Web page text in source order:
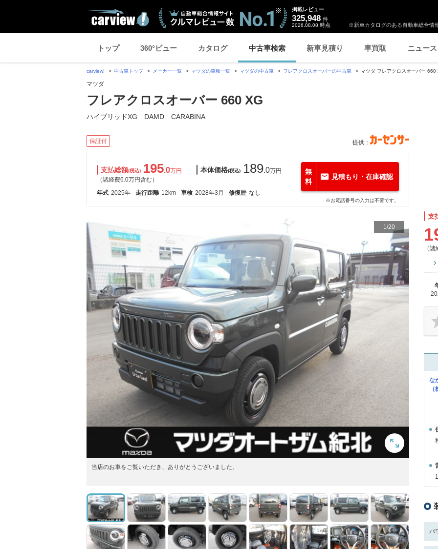
※新車カタログのある自動車総合情
掲載レビュー
325,948 件
2026.08.08 時点
トップ 360°ビュー カタログ 中古車検索 新車見積り 車買取 ニュース
carview! 中古車トップ メーカー一覧 マツダの車種一覧 マツダの中古車 フレアクロスオーバーの中古車 マツダ フレアクロスオーバー
マツダ
フレアクロスオーバー 660 XG
ハイブリッドXG DAMD CARABINA
保証付 提供：
支払総額(税込) 195.0万円
（諸経費6.0万円含む）
本体価格(税込) 189.0万円
年式 2025年 走行距離 12km 車検 2028年3月 修復歴 なし
無
料
見積もり・在庫確認
※お電話番号の入力は不要です。
1/20
当店のお車をご覧いただき、ありがとうございました。
支
（
な
パ